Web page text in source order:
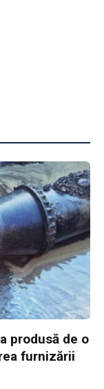
produsă de o
furnizării